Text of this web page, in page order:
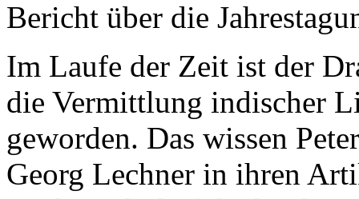
Bericht über die
Im Laufe der Zeit ist der
die Vermittlung indischer
geworden. Das wissen
Georg Lechner in ihren